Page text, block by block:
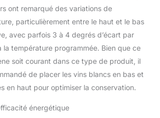
ont remarqué des variations de
particulièrement entre le haut et le bas
avec parfois 3 à 4 degrés d’écart par
la température programmée. Bien que ce
soit courant dans ce type de produit, il
de placer les vins blancs en bas et
en haut pour optimiser la conservation.
énergétique